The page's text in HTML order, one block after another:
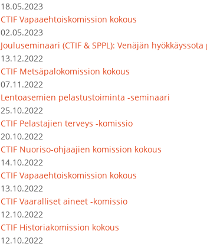
18.05.2023
CTIF Vapaaehtoiskomission kokous
02.05.2023
Jouluseminaari (CTIF & SPPL): Venäjän
13.12.2022
CTIF Metsäpalokomission kokous
07.11.2022
Lentoasemien pelastustoiminta -seminaari
25.10.2022
CTIF Pelastajien terveys -komissio
20.10.2022
CTIF Nuoriso-ohjaajien komission kokous
14.10.2022
CTIF Vapaaehtoiskomission kokous
13.10.2022
CTIF Vaaralliset aineet -komissio
12.10.2022
CTIF Historiakomission kokous
12.10.2022